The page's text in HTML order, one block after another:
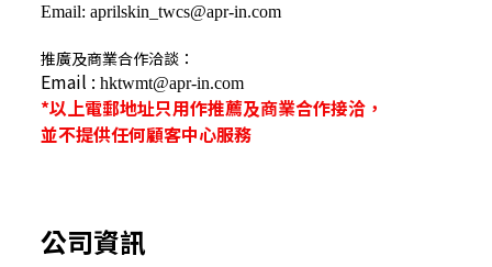
Email: aprilskin_twcs@apr-in.com
推廣及商業合作洽談：
Email : hktwmt@apr-in.com
*以上電郵地址只用作推薦及商業合作接洽，
並不提供任何顧客中心服務
公司資訊